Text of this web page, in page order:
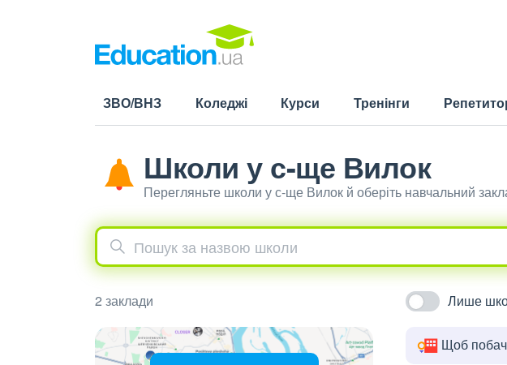
ЗВО/ВНЗ Коледжі Курси Тренінги
Школи у с-ще Вилок
Перегляньте школи у с-ще Вилок й оберіть навчальний
2 заклади Лише
Щоб